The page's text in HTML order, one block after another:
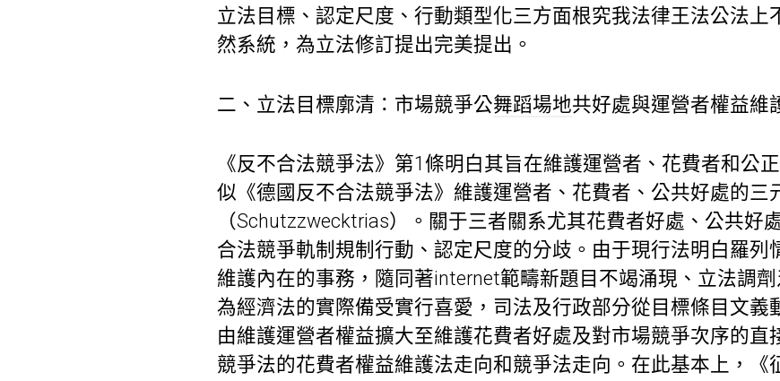
立法目標、認定尺度、行動類型化三方面根究我法律王法公法上
然系統，為立法修訂提出完美提出。
二、立法目標廓清：市場競爭公舞蹈場地共好處與運營者權益維
《反不合法競爭法》第1條明白其旨在維護運營者、花費者和公
似《德國反不合法競爭法》維護運營者、花費者、公共好處的三
（Schutzzwecktrias）。關于三者關系尤其花費者好處、公共好
合法競爭軌制規制行動、認定尺度的分歧。由于現行法明白羅列
維護內在的事務，隨同著internet範疇新題目不竭涌現、立法調
為經濟法的實際備受實行喜愛，司法及行政部分從目標條目文義
由維護運營者權益擴大至維護花費者好處及對市場競爭次序的直
競爭法的花費者權益維護法走向和競爭法走向。在此基本上，《